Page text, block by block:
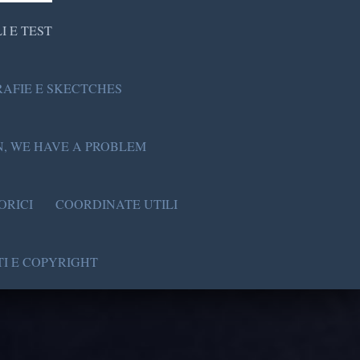
E TEST
E SKECTCHES
WE HAVE A PROBLEM
COORDINATE UTILI
E COPYRIGHT